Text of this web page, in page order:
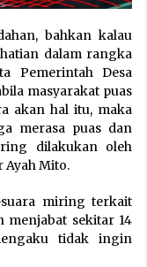
bahkan kalau
dalam rangka
Pemerintah Desa
masyarakat puas
akan hal itu, maka
merasa puas dan
dilakukan oleh
Ayah Mito.
miring terkait
menjabat sekitar 14
tidak ingin